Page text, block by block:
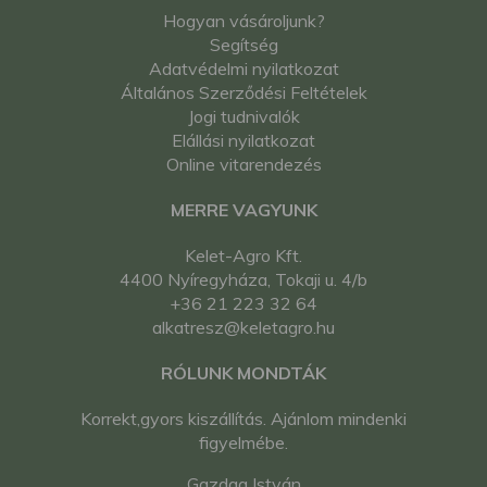
Hogyan vásároljunk?
Segítség
Adatvédelmi nyilatkozat
Általános Szerződési Feltételek
Jogi tudnivalók
Elállási nyilatkozat
Online vitarendezés
MERRE VAGYUNK
Kelet-Agro Kft.
4400 Nyíregyháza, Tokaji u. 4/b
+36 21 223 32 64
alkatresz@keletagro.hu
RÓLUNK MONDTÁK
Korrekt,gyors kiszállítás. Ajánlom mindenki
figyelmébe.